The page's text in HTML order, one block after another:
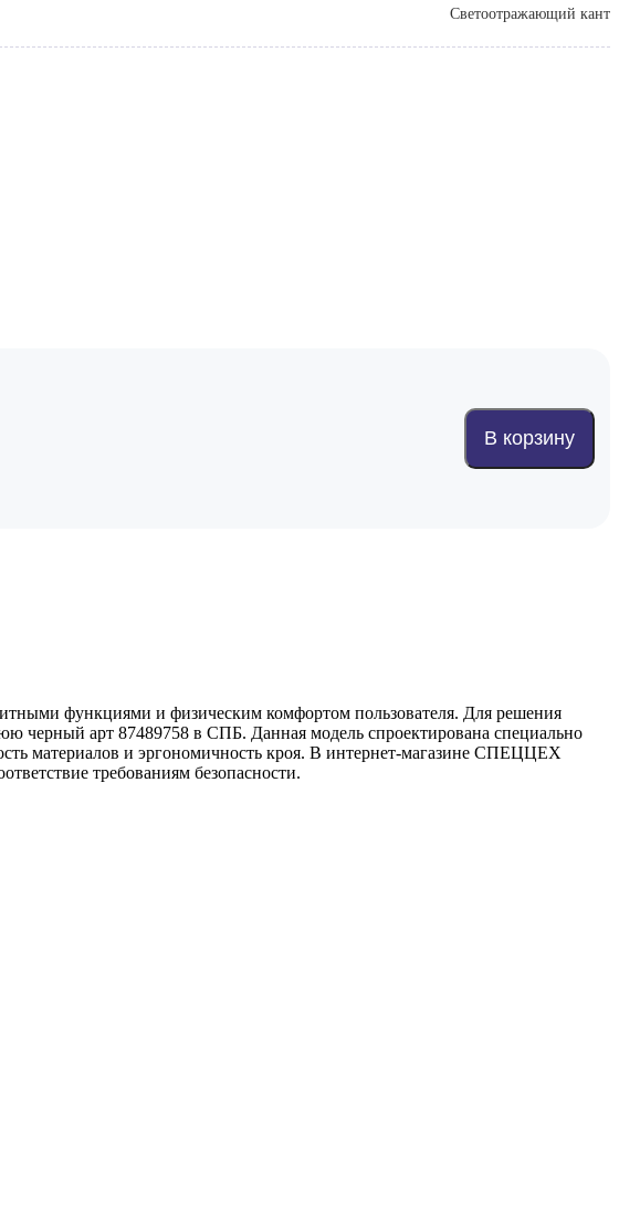
Светоотражающий кант
В корзину
функциями и физическим комфортом пользователя. Для решения
черный арт 87489758 в СПБ. Данная модель спроектирована специально
материалов и эргономичность кроя. В интернет-магазине СПЕЦЦЕХ
требованиям безопасности.